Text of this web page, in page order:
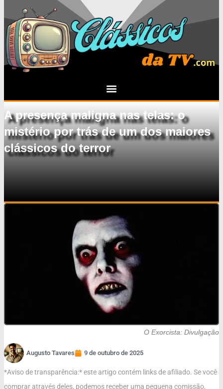
A presença maligna nas telas: o
mistério por trás de um dos maiores
clássicos do terror
O Exorcista: Divulgação
Augusto Tavares 9 de outubro de 2025
*Aviso de transparência:* este artigo contém links de afiliado. Se você
comprar através deles, podemos receber uma pequena comissão,